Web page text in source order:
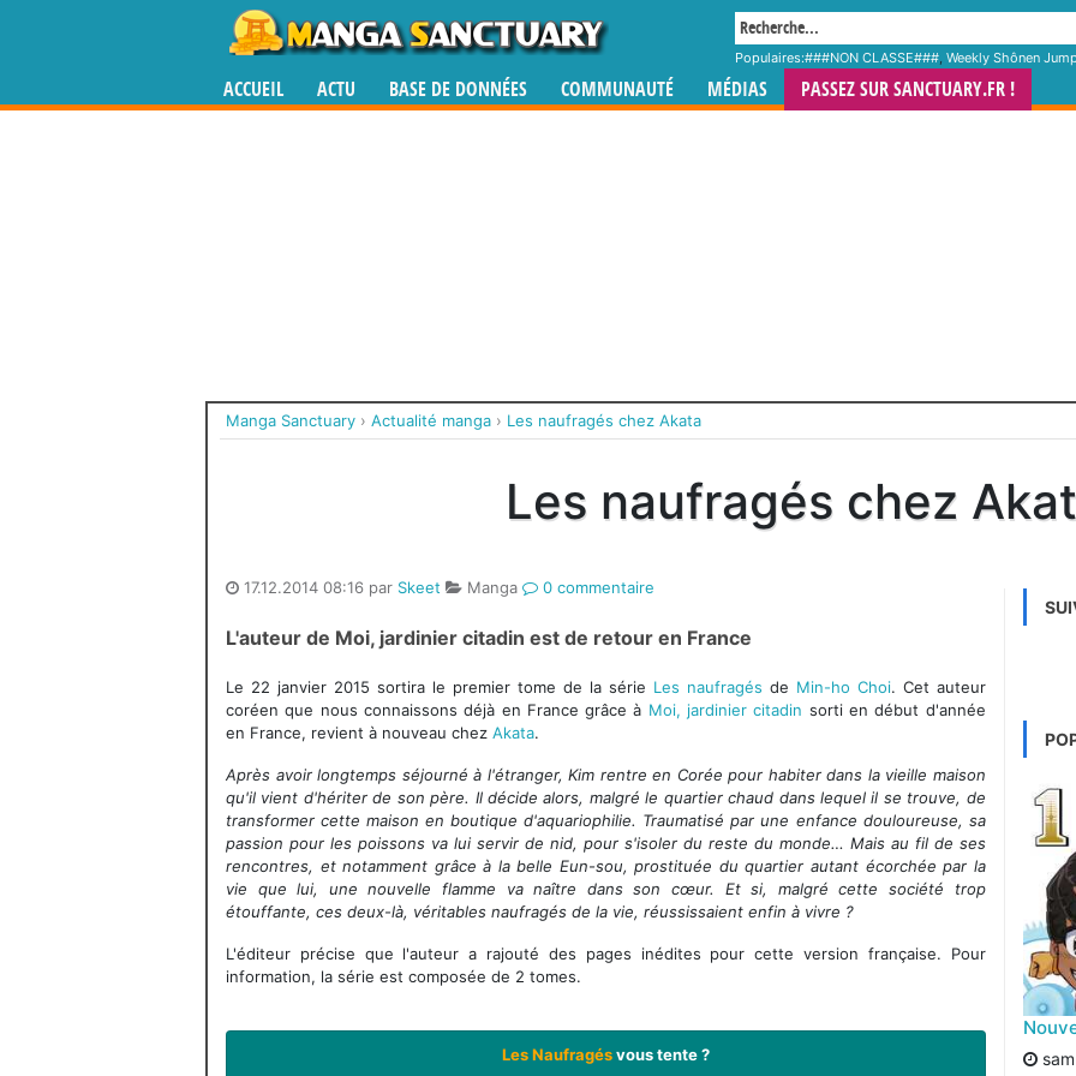
Populaires:###NON CLASSE###, Weekly Shônen
ACCUEIL ACTU BASE DE DONNÉES COMMUNAUTÉ MÉDIAS PASSEZ SUR SANCTUARY.FR !
Manga Sanctuary › Actualité manga › Les naufragés chez Akata
Les naufragés chez
17.12.2014 08:16 par Skeet Manga 0 commentaire
L'auteur de Moi, jardinier citadin est de retour en France
Le 22 janvier 2015 sortira le premier tome de la série Les naufragés de Min-ho Choi. Cet auteur
coréen que nous connaissons déjà en France grâce à Moi, jardinier citadin sorti en début d'année
en France, revient à nouveau chez Akata.
Après avoir longtemps séjourné à l'étranger, Kim rentre en Corée pour habiter dans la vieille maison
qu'il vient d'hériter de son père. Il décide alors, malgré le quartier chaud dans lequel il se trouve, de
transformer cette maison en boutique d'aquariophilie. Traumatisé par une enfance douloureuse, sa
passion pour les poissons va lui servir de nid, pour s'isoler du reste du monde… Mais au fil de ses
rencontres, et notamment grâce à la belle Eun-sou, prostituée du quartier autant écorchée par la
vie que lui, une nouvelle flamme va naître dans son cœur. Et si, malgré cette société trop
étouffante, ces deux-là, véritables naufragés de la vie, réussissaient enfin à vivre ?
L'éditeur précise que l'auteur a rajouté des pages inédites pour cette version française. Pour
information, la série est composée de 2 tomes.
Les Naufragésvous tente ?